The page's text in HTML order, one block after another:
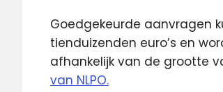
Goedgekeurde aanvragen
tienduizenden euro’s en
afhankelijk van de grootte
van NLPO.